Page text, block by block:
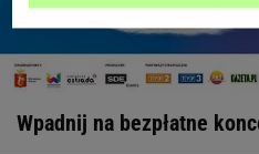
Wpadnij na bezpłatne